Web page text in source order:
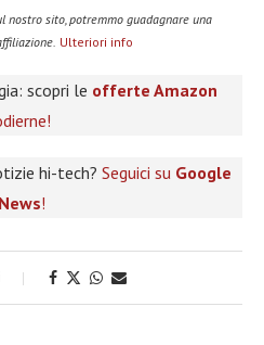
nostro sito, potremmo guadagnare una
Ulteriori info
scopri le offerte Amazon
hi-tech? Seguici su Google
News!